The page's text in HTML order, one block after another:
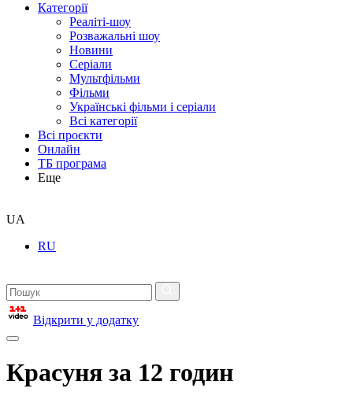
Категорії
Реаліті-шоу
Розважальні шоу
Новини
Серіали
Мультфільми
Фільми
Українські фільми і серіали
Всі категорії
Всі проєкти
Онлайн
ТБ програма
Еще
UA
RU
Відкрити у додатку
Красуня за 12 годин